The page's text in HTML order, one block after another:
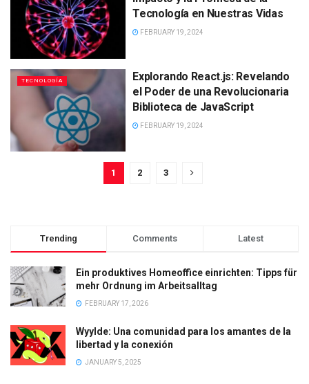
Tecnología en Nuestras Vidas
FEBRUARY 19, 2024
TECNOLOGÍA
Explorando React.js: Revelando
el Poder de una Revolucionaria
Biblioteca de JavaScript
FEBRUARY 19, 2024
1 2 3
Trending Comments Latest
Ein produktives Homeoffice einrichten: Tipps für
mehr Ordnung im Arbeitsalltag
FEBRUARY 17, 2026
Wyylde: Una comunidad para los amantes de la
libertad y la conexión
JANUARY 5, 2025